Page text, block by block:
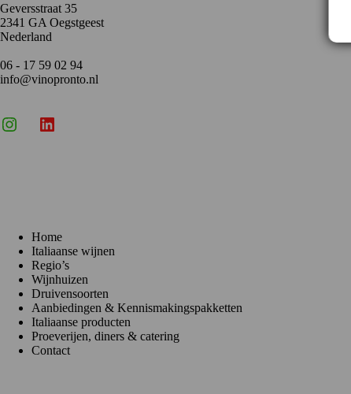
Geversstraat 35
2341 GA Oegstgeest
Nederland
06 - 17 59 02 94
info@vinopronto.nl
InstagramLinkedIn
Home
Italiaanse wijnen
Regio’s
Wijnhuizen
Druivensoorten
Aanbiedingen & Kennismakingspakketten
Italiaanse producten
Proeverijen, diners & catering
Contact